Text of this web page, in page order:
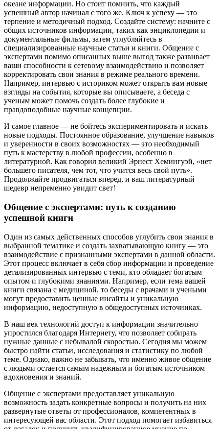
океане информации. Но стоит помнить, что каждый
успешный автор начинал с того же. Ключ к успеху — это
терпение и методичный подход. Создайте систему: начните с
общих источников информации, таких как энциклопедии и
документальные фильмы, затем углубляйтесь в
специализированные научные статьи и книги. Общение с
экспертами помимо описанных выше выгод также развивает
ваши способности к сетевому взаимодействию и позволяет
корректировать свои знания в режиме реального времени.
Например, интервью с историком может открыть вам новые
взгляды на события, которые вы описываете, а беседа с
ученым может помочь создать более глубокие и
правдоподобные научные концепции.
И самое главное — не бойтесь экспериментировать и искать
новые подходы. Постоянное образование, улучшение навыков
и уверенности в своих возможностях — это необходимый
путь к мастерству в любой профессии, особенно в
литературной. Как говорил великий Эрнест Хемингуэй, «нет
большего писателя, чем тот, что учится весь свой путь».
Продолжайте продвигаться вперед, и ваш литературный
шедевр непременно увидит свет!
Общение с экспертами: путь к созданию
успешной книги
Один из самых действенных способов углубить свои знания в
выбранной тематике и создать захватывающую книгу — это
взаимодействие с признанными экспертами в данной области.
Этот процесс включает в себя сбор информации и проведение
детализированных интервью с теми, кто обладает богатым
опытом и глубокими знаниями. Например, если тема вашей
книги связана с медициной, то беседы с врачами и учеными
могут предоставить ценные инсайты и уникальную
информацию, недоступную в общедоступных источниках.
В наш век технологий доступ к информации значительно
упростился благодаря Интернету, что позволяет собирать
нужные данные с небывалой скоростью. Сегодня мы можем
быстро найти статьи, исследования и статистику по любой
теме. Однако, важно не забывать, что именно живое общение
с людьми остается самым надежным и богатым источником
вдохновения и знаний.
Общение с экспертами предоставляет уникальную
возможность задать конкретные вопросы и получить на них
развернутые ответы от профессионалов, компетентных в
интересующей вас области. Этот подход помогает избавиться